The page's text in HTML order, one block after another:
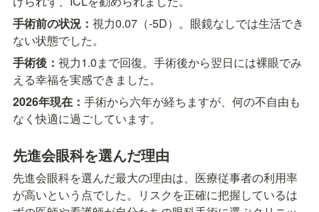
手術前の状況： 視力0.07（-5D）。眼鏡なしでは生活でき
ない状態でした。
手術後： 視力1.0まで回復。手術後から翌日には裸眼でみ
える幸福を実感できました。
2026年現在： 手術から六年が経ちますが、何の不自由も
なく快適に過ごしています。
先進会眼科を選んだ理由
先進会眼科を選んだ最大の理由は、医療従事者の利用率
が高いという点でした。リスクを正確に把握しているは